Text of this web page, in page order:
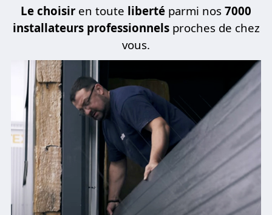
REVENIR À L'ÉTAPE PRÉCÉDENTE
Le choisir en toute liberté parmi nos 7000
installateurs professionnelsproches de chez
vous.